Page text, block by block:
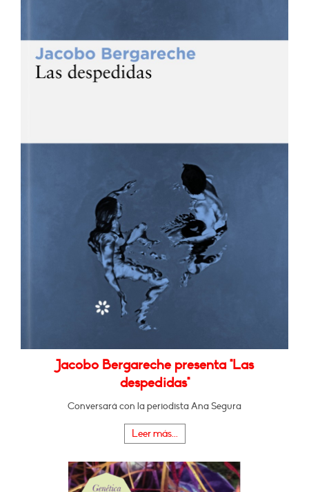
Jacobo Bergareche presenta "Las
despedidas"
Conversará con la periodista Ana Segura
Leer más...